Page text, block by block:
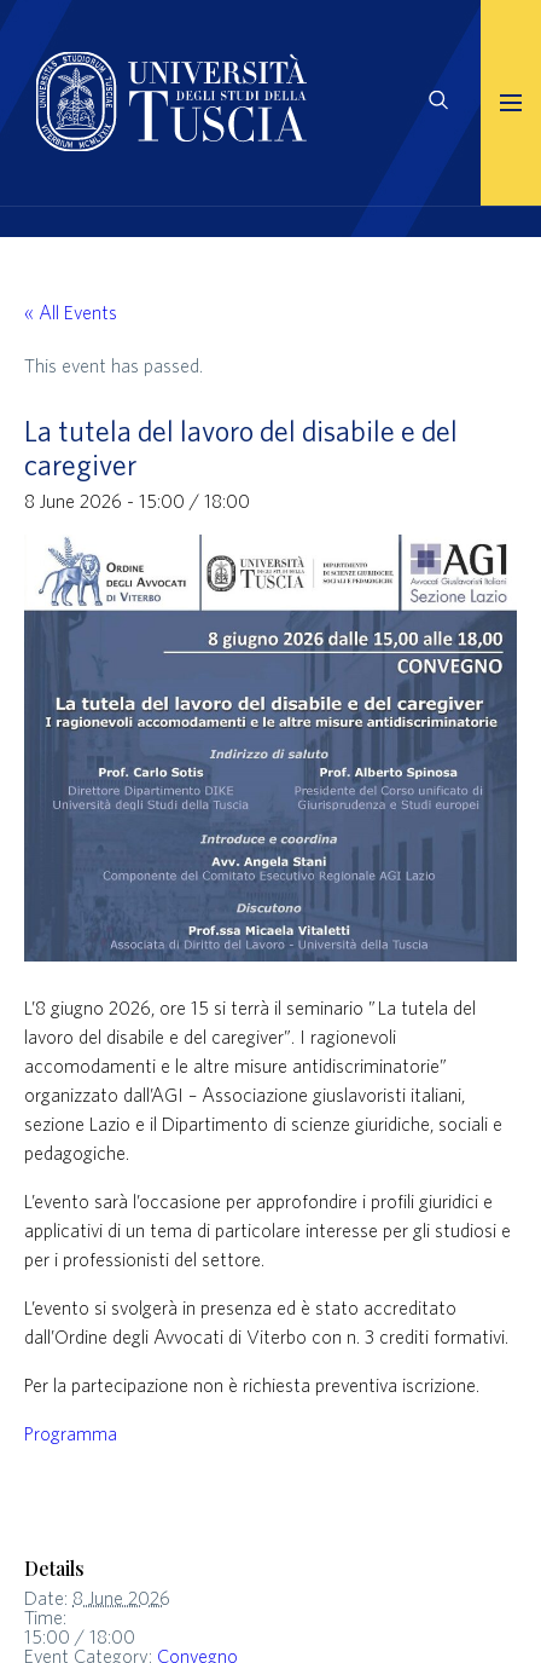
« All Events
This event has passed.
La tutela del lavoro del disabile e del
caregiver
8 June 2026 - 15:00 / 18:00
L’8 giugno 2026, ore 15 si terrà il seminario ” La tutela del
lavoro del disabile e del caregiver”. I ragionevoli
accomodamenti e le altre misure antidiscriminatorie”
organizzato dall’AGI – Associazione giuslavoristi italiani,
sezione Lazio e il Dipartimento di scienze giuridiche, sociali e
pedagogiche.
L’evento sarà l’occasione per approfondire i profili giuridici e
applicativi di un tema di particolare interesse per gli studiosi e
per i professionisti del settore.
L’evento si svolgerà in presenza ed è stato accreditato
dall’Ordine degli Avvocati di Viterbo con n. 3 crediti formativi.
Per la partecipazione non è richiesta preventiva iscrizione.
Programma
Details
Date: 8 June 2026
Time:
15:00 / 18:00
Event Category: Convegno